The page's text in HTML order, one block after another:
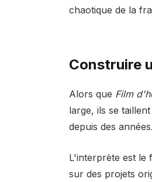
chaotique de la
Construire
Alors que Film
large, ils se
depuis des années.
L'interprète est le
sur des projets